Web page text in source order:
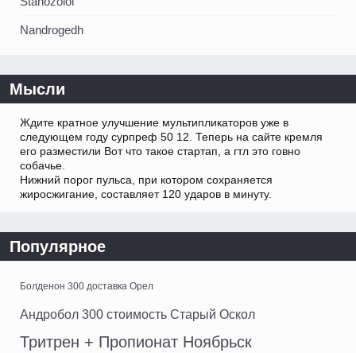
Nandrogedh
Мысли
Ждите кратное улучшение мультипликаторов уже в
следующем году сурпреф 50 12. Теперь на сайте кремля
его разместили Вот что такое стартап, а гтл это говно
собачье.
Нижний порог пульса, при котором сохраняется
жиросжигание, составляет 120 ударов в минуту.
Популярное
Болденон 300 доставка Орел
Андробол 300 стоимость Старый Оскол
Тритрен + Пропионат Ноябрьск